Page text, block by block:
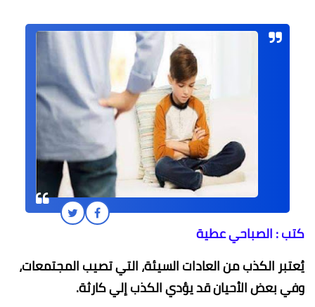
كتب : الصباحي عطية
يُعتبر الكذب من العادات السيئة، التي تصيب المجتمعات،
وفي بعض الأحيان قد يؤدي الكذب إلي كارثة.